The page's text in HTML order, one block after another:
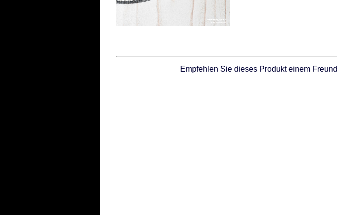
Empfehlen Sie dieses Produkt einem Freund